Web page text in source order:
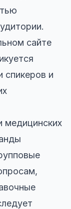
сайте
спикеров и
медицинских